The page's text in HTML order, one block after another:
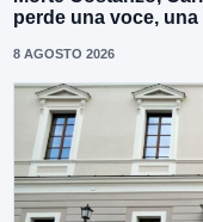
perde una voce,
8 AGOSTO 2026